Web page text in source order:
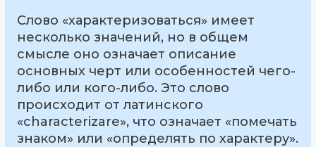
Слово «характеризоваться» имеет
несколько значений, но в общем
смысле оно означает описание
основных черт или особенностей чего-
либо или кого-либо. Это слово
происходит от латинского
«characterizare», что означает «помечать
знаком» или «определять по характеру».